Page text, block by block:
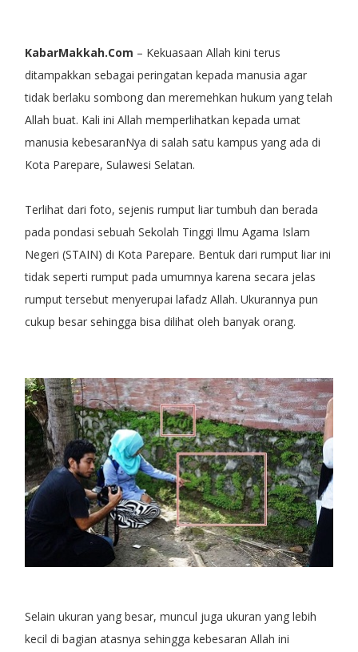
KabarMakkah.Com – Kekuasaan Allah kini terus
ditampakkan sebagai peringatan kepada manusia agar
tidak berlaku sombong dan meremehkan hukum yang telah
Allah buat. Kali ini Allah memperlihatkan kepada umat
manusia kebesaranNya di salah satu kampus yang ada di
Kota Parepare, Sulawesi Selatan.
Terlihat dari foto, sejenis rumput liar tumbuh dan berada
pada pondasi sebuah Sekolah Tinggi Ilmu Agama Islam
Negeri (STAIN) di Kota Parepare. Bentuk dari rumput liar ini
tidak seperti rumput pada umumnya karena secara jelas
rumput tersebut menyerupai lafadz Allah. Ukurannya pun
cukup besar sehingga bisa dilihat oleh banyak orang.
Selain ukuran yang besar, muncul juga ukuran yang lebih
kecil di bagian atasnya sehingga kebesaran Allah ini